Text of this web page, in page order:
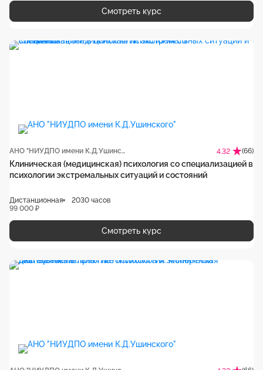
Смотреть курс
АНО "НИУДПО имени К.Д.Ушинского" 4.32 (66)
Клиническая (медицинская) психология со специализацией в
психологии экстремальных ситуаций и состояний
Дистанционная
2030 часов
99 000 ₽
Смотреть курс